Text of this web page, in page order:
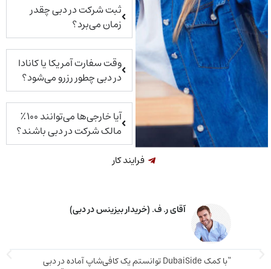
ثبت شرکت در دبی چقدر
زمان می‌برد؟
وقت سفارت آمریکا یا کانادا
در دبی چطور رزرو می‌شود؟
آیا خارجی‌ها می‌توانند ۱۰۰٪
مالک شرکت در دبی باشند؟
خانم م. ق. (خریدار ملک در دبی)
دقیق و صادقانه‌ای دریافت کردم. ملکی که